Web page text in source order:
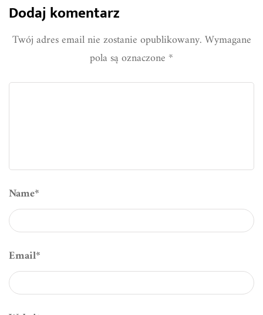
Dodaj komentarz
Twój adres email nie zostanie opublikowany.Wymagane
pola są oznaczone*
Name*
Email*